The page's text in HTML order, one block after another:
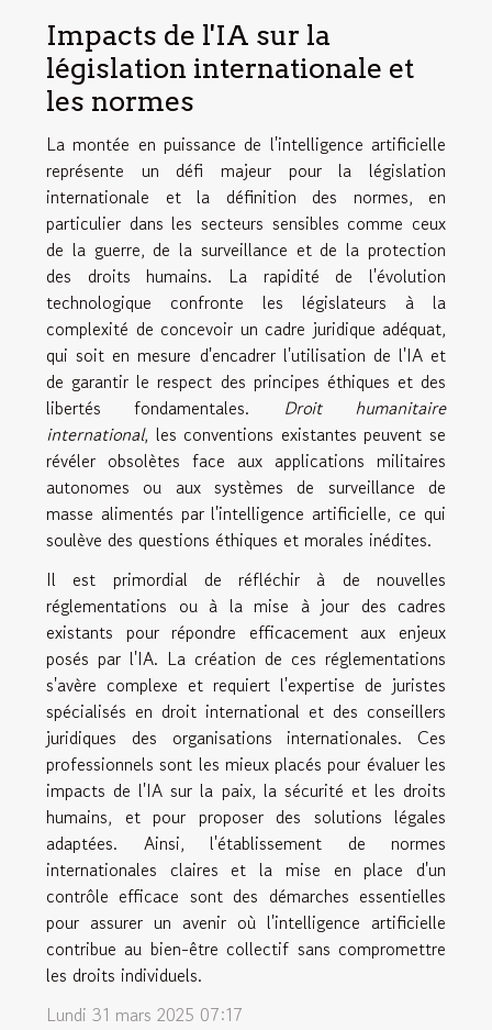
Impacts de l'IA sur la
législation internationale et
les normes
La montée en puissance de l'intelligence artificielle
représente un défi majeur pour la législation
internationale et la définition des normes, en
particulier dans les secteurs sensibles comme ceux
de la guerre, de la surveillance et de la protection
des droits humains. La rapidité de l'évolution
technologique confronte les législateurs à la
complexité de concevoir un cadre juridique adéquat,
qui soit en mesure d'encadrer l'utilisation de l'IA et
de garantir le respect des principes éthiques et des
libertés fondamentales. Droit humanitaire
international, les conventions existantes peuvent se
révéler obsolètes face aux applications militaires
autonomes ou aux systèmes de surveillance de
masse alimentés par l'intelligence artificielle, ce qui
soulève des questions éthiques et morales inédites.
Il est primordial de réfléchir à de nouvelles
réglementations ou à la mise à jour des cadres
existants pour répondre efficacement aux enjeux
posés par l'IA. La création de ces réglementations
s'avère complexe et requiert l'expertise de juristes
spécialisés en droit international et des conseillers
juridiques des organisations internationales. Ces
professionnels sont les mieux placés pour évaluer les
impacts de l'IA sur la paix, la sécurité et les droits
humains, et pour proposer des solutions légales
adaptées. Ainsi, l'établissement de normes
internationales claires et la mise en place d'un
contrôle efficace sont des démarches essentielles
pour assurer un avenir où l'intelligence artificielle
contribue au bien-être collectif sans compromettre
les droits individuels.
Lundi 31 mars 2025 07:17